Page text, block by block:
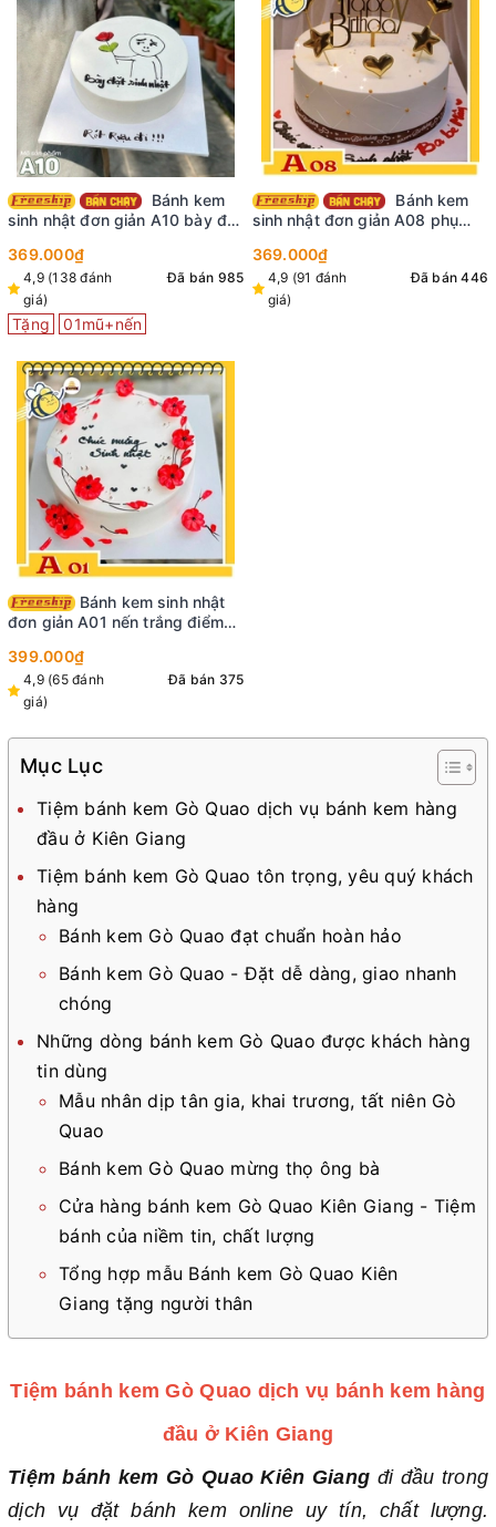
sinh nhật đơn giản A10 bày đặt
trend tiktok
369.000₫
4,9 (138 đánh
giá)
Đã bán 985
Tặng 01mũ+nến
sinh nhật đơn giản A08 phụ
369.000₫
4,9 (91 đánh
giá)
Đã bán 446
Bánh kem sinh nhật
đơn giản A01 nến trắng điểm
đẹp tinh tế
399.000₫
4,9 (65 đánh
giá)
Đã bán 375
Mục Lục
Tiệm bánh kem Gò Quao dịch vụ bánh kem hàng
đầu ở Kiên Giang
Tiệm bánh kem Gò Quao tôn trọng, yêu quý khách
hàng
Bánh kem Gò Quao đạt chuẩn hoàn hảo
Bánh kem Gò Quao - Đặt dễ dàng, giao nhanh
chóng
Những dòng bánh kem Gò Quao được khách hàng
tin dùng
Mẫu nhân dịp tân gia, khai trương, tất niên Gò
Quao
Bánh kem Gò Quao mừng thọ ông bà
Cửa hàng bánh kem Gò Quao Kiên Giang - Tiệm
bánh của niềm tin, chất lượng
Tổng hợp mẫu Bánh kem Gò Quao Kiên
Giang tặng người thân
Tiệm bánh kem Gò Quao dịch vụ bánh kem hàng
đầu ở Kiên Giang
Tiệm bánh kem Gò Quao Kiên Giang đi đầu trong
dịch vụ đặt bánh kem online uy tín, chất lượng.